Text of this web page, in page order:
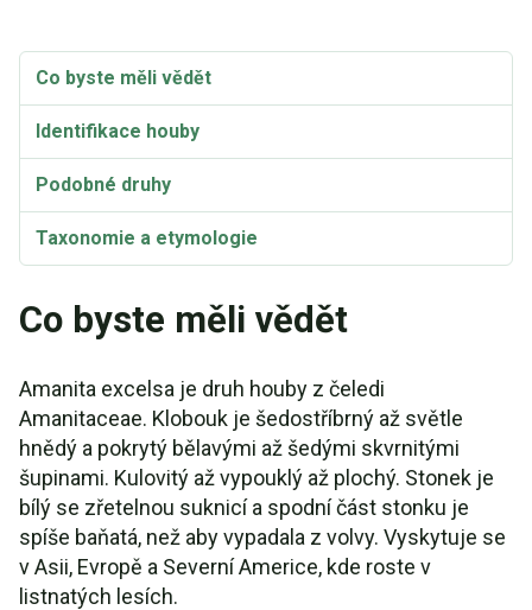
Co byste měli vědět
Identifikace houby
Podobné druhy
Taxonomie a etymologie
Co byste měli vědět
Amanita excelsa je druh houby z čeledi
Amanitaceae. Klobouk je šedostříbrný až světle
hnědý a pokrytý bělavými až šedými skvrnitými
šupinami. Kulovitý až vypouklý až plochý. Stonek je
bílý se zřetelnou suknicí a spodní část stonku je
spíše baňatá, než aby vypadala z volvy. Vyskytuje se
v Asii, Evropě a Severní Americe, kde roste v
listnatých lesích.